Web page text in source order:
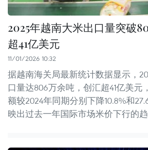
2025年越南大米出口量突破
超41亿美元
11/01/2026 10:32
据越南海关局最新统计数据显示，
口量达806万余吨，创汇超41亿美元
额较2024年同期分别下降10.8%和
映出过去一年国际市场米价下行的趋